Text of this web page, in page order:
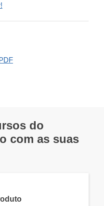
do
com as suas